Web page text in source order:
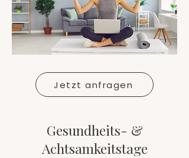
Jetzt anfragen
Gesundheits- &
Achtsamkeitstage